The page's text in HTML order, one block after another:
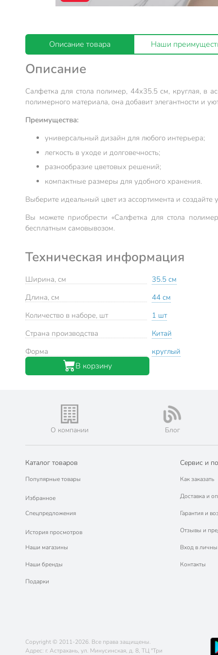
Описание товара Наши
Описание
Салфетка для стола полимер, 44х35.5 см, круглая, в
полимерного материала, она добавит элегантности и
Преимущества:
универсальный дизайн для любого интерьера;
легкость в уходе и долговечность;
разнообразие цветовых решений;
компактные размеры для удобного хранения.
Выберите идеальный цвет из ассортимента и
Вы можете приобрести «Салфетка для стола
бесплатным самовывозом.
Техническая информация
Ширина, см
35.5 см
Длина, см
44 см
Количество в наборе, шт
1 шт
Страна производства
Китай
Форма
круглый
В корзину
О компании Блог
Каталог товаров
Популярные товары
Избранное
Спецпредложения
История просмотров
Наши магазины
Наши бренды
Подарки
Сервис и
Как заказать
Доставка и
Гарантия и
Отзывы и
Вход в
Контакты
Copyright © 2011-2026. Все права защищены.
Адрес: г. Астрахань, ул. Минусинская, д. 8, ТЦ "Три